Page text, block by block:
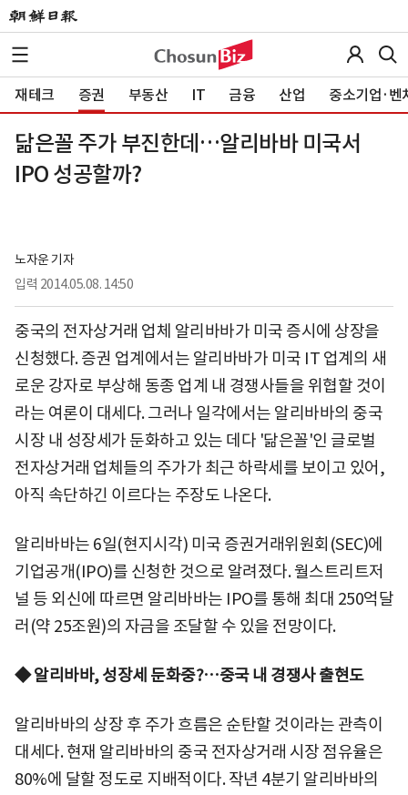
재테크 증권 부동산 IT 금융 산업 중소기업·벤
닮은꼴 주가 부진한데…알리바바 미국서
IPO 성공할까?
노자운 기자
입력 2014.05.08. 14:50
중국의 전자상거래 업체 알리바바가 미국 증시에 상장을
신청했다. 증권 업계에서는 알리바바가 미국 IT 업계의 새
로운 강자로 부상해 동종 업계 내 경쟁사들을 위협할 것이
라는 여론이 대세다. 그러나 일각에서는 알리바바의 중국
시장 내 성장세가 둔화하고 있는 데다 '닮은꼴'인 글로벌
전자상거래 업체들의 주가가 최근 하락세를 보이고 있어,
아직 속단하긴 이르다는 주장도 나온다.
알리바바는 6일(현지시각) 미국 증권거래위원회(SEC)에
기업공개(IPO)를 신청한 것으로 알려졌다. 월스트리트저
널 등 외신에 따르면 알리바바는 IPO를 통해 최대 250억달
러(약 25조원)의 자금을 조달할 수 있을 전망이다.
◆ 알리바바, 성장세 둔화중?…중국 내 경쟁사 출현도
알리바바의 상장 후 주가 흐름은 순탄할 것이라는 관측이
대세다. 현재 알리바바의 중국 전자상거래 시장 점유율은
80%에 달할 정도로 지배적이다. 작년 4분기 알리바바의